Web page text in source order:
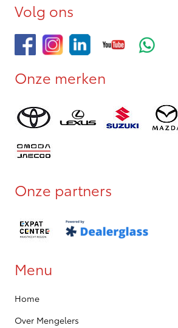
Volg ons
Onze merken
Onze partners
Menu
Home
Over Mengelers